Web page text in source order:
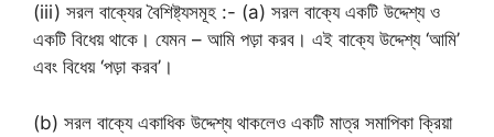
(iii) সরল বাক্যের বৈশিষ্ট্যসমূহ :- (a) সরল বাক্যে একটি উদ্দেশ্য ও
একটি বিধেয় থাকে। যেমন – আমি পড়া করব। এই বাক্যে উদ্দেশ্য ‘আমি’
এবং বিধেয় ‘পড়া করব’।
(b) সরল বাক্যে একাধিক উদ্দেশ্য থাকলেও একটি মাত্র সমাপিকা ক্রিয়া